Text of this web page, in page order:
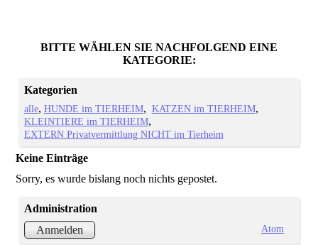
BITTE WÄHLEN SIE NACHFOLGEND EINE
KATEGORIE:
Kategorien
alle HUNDE im TIERHEIM
KATZEN im TIERHEIM
KLEINTIERE im TIERHEIM
EXTERN Privatvermittlung NICHT im Tierheim
Keine Einträge
Sorry, es wurde bislang noch nichts gepostet.
Administration
Anmelden
Atom